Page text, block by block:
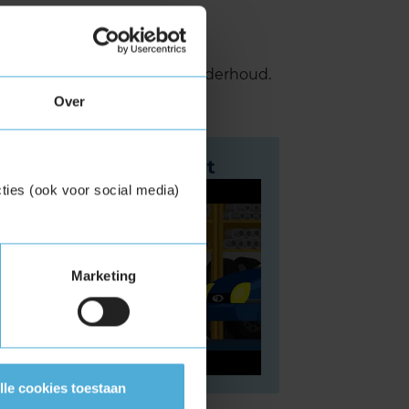
Over
(ook voor social media)
Marketing
cookies toestaan
is het tijd voor een
als het tijd is voor onderhoud.
De KwikFit merkbeurt